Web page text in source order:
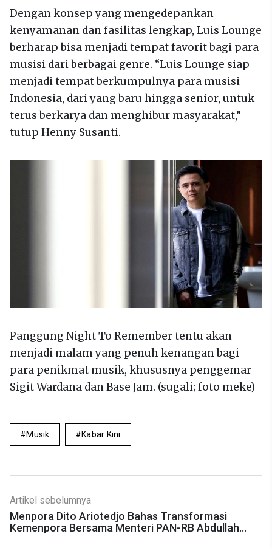
Dengan konsep yang mengedepankan
kenyamanan dan fasilitas lengkap, Luis Lounge
berharap bisa menjadi tempat favorit bagi para
musisi dari berbagai genre. “Luis Lounge siap
menjadi tempat berkumpulnya para musisi
Indonesia, dari yang baru hingga senior, untuk
terus berkarya dan menghibur masyarakat,”
tutup Henny Susanti.
Panggung Night To Remember tentu akan
menjadi malam yang penuh kenangan bagi
para penikmat musik, khususnya penggemar
Sigit Wardana dan Base Jam. (sugali; foto meke)
Musik Kabar Kini
Artikel sebelumnya
Menpora Dito Ariotedjo Bahas Transformasi
Kemenpora Bersama Menteri PAN-RB Abdullah